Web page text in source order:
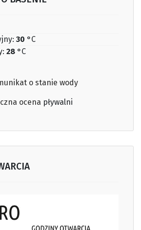
30 °C
28 °C
o stanie wody
ocena pływalni